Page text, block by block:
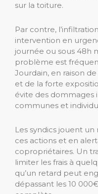
sur la toiture.
Par contre,
intervention en
journée ou sous 48h
problème est
Jourdain, en raison
et de la forte
évite des dommages
communes et
Les syndics jouent
ces actions et en
copropriétaires. Un
limiter les frais à
qu’un retard peut
dépassant les 10